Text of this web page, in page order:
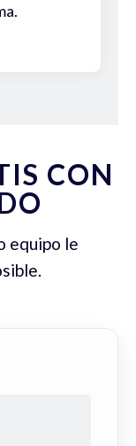
CON
equipo le